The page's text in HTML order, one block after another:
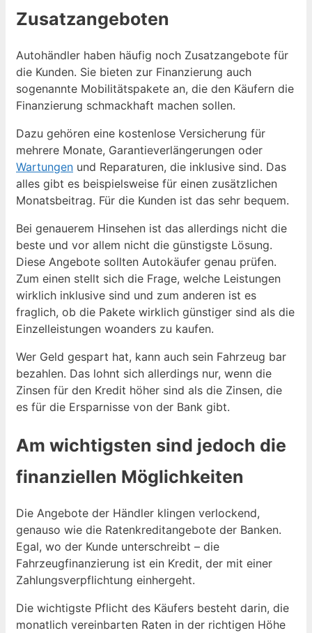
Zusatzangeboten
Autohändler haben häufig noch Zusatzangebote für
die Kunden. Sie bieten zur Finanzierung auch
sogenannte Mobilitätspakete an, die den Käufern die
Finanzierung schmackhaft machen sollen.
Dazu gehören eine kostenlose Versicherung für
mehrere Monate, Garantieverlängerungen oder
Wartungen und Reparaturen, die inklusive sind. Das
alles gibt es beispielsweise für einen zusätzlichen
Monatsbeitrag. Für die Kunden ist das sehr bequem.
Bei genauerem Hinsehen ist das allerdings nicht die
beste und vor allem nicht die günstigste Lösung.
Diese Angebote sollten Autokäufer genau prüfen.
Zum einen stellt sich die Frage, welche Leistungen
wirklich inklusive sind und zum anderen ist es
fraglich, ob die Pakete wirklich günstiger sind als die
Einzelleistungen woanders zu kaufen.
Wer Geld gespart hat, kann auch sein Fahrzeug bar
bezahlen. Das lohnt sich allerdings nur, wenn die
Zinsen für den Kredit höher sind als die Zinsen, die
es für die Ersparnisse von der Bank gibt.
Am wichtigsten sind jedoch die
finanziellen Möglichkeiten
Die Angebote der Händler klingen verlockend,
genauso wie die Ratenkreditangebote der Banken.
Egal, wo der Kunde unterschreibt – die
Fahrzeugfinanzierung ist ein Kredit, der mit einer
Zahlungsverpflichtung einhergeht.
Die wichtigste Pflicht des Käufers besteht darin, die
monatlich vereinbarten Raten in der richtigen Höhe